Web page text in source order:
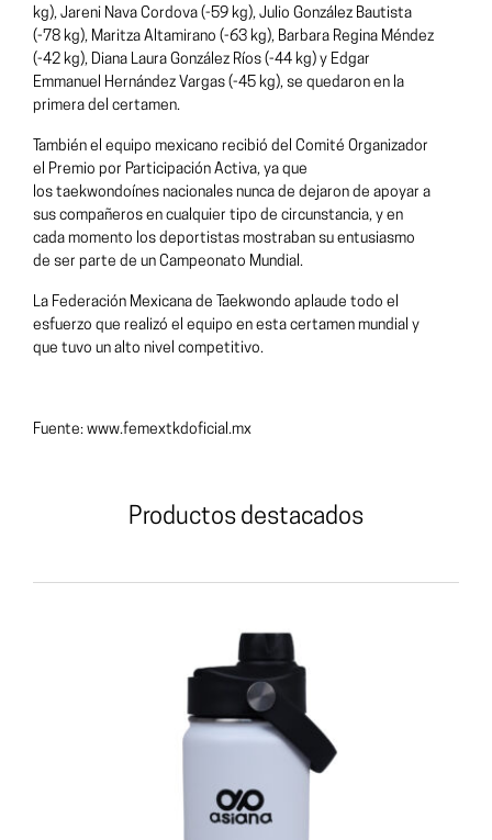
kg), Jareni Nava Cordova (-59 kg), Julio González Bautista
(-78 kg), Maritza Altamirano (-63 kg), Barbara Regina Méndez
(-42 kg), Diana Laura González Ríos (-44 kg) y Edgar
Emmanuel Hernández Vargas (-45 kg), se quedaron en la
primera del certamen.
También el equipo mexicano recibió del Comité Organizador
el Premio por Participación Activa, ya que
los taekwondoínes nacionales nunca de dejaron de apoyar a
sus compañeros en cualquier tipo de circunstancia, y en
cada momento los deportistas mostraban su entusiasmo
de ser parte de un Campeonato Mundial.
La Federación Mexicana de Taekwondo aplaude todo el
esfuerzo que realizó el equipo en esta certamen mundial y
que tuvo un alto nivel competitivo.
Fuente: www.femextkdoficial.mx
Productos destacados